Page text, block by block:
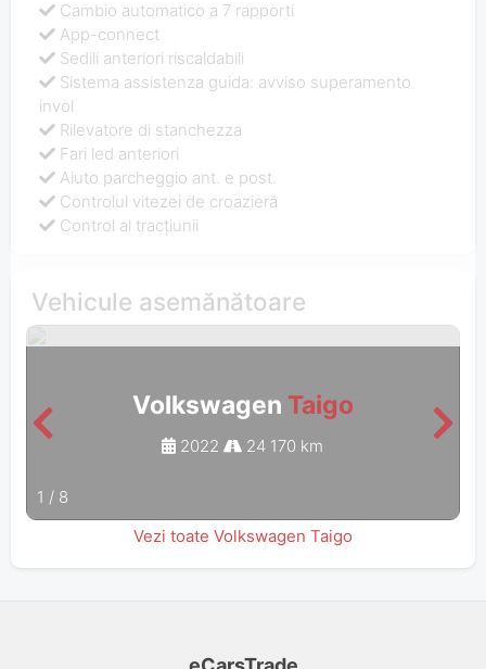
Cambio automatico a 7 rapporti
App-connect
Sedili anteriori riscaldabili
Sistema assistenza guida: avviso superamento
invol
Rilevatore di stanchezza
Fari led anteriori
Aiuto parcheggio ant. e post.
Controlul vitezei de croazieră
Control al tracțiunii
Vehicule asemănătoare
Volkswagen Taigo
2022 24 170 km
1 / 8
Vezi toate Volkswagen Taigo